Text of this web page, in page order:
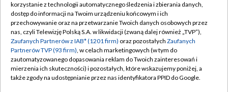
TVP
Abonament TVP
Emisja w TVP
Centrum informacji TVP
Naziemna Telewizja Cyfrowa
Regulamin TVP
Polityka prywatności
Moje zgody
Pomoc
korzystanie z technologii automatycznego śledzenia i zbierania danych,
dostęp do informacji na Twoim urządzeniu końcowym i ich
przechowywanie oraz na przetwarzanie Twoich danych osobowych przez
nas, czyli Telewizję Polską S.A. w likwidacji (zwaną dalej również „TVP”),
Zaufanych Partnerów z IAB* (1201 firm) oraz pozostałych Zaufanych
Partnerów TVP (93 firm), w celach marketingowych (w tym do
zautomatyzowanego dopasowania reklam do Twoich zainteresowań i
mierzenia ich skuteczności) i pozostałych, które wskazujemy poniżej, a
także zgody na udostępnianie przez nas identyfikatora PPID do Google.